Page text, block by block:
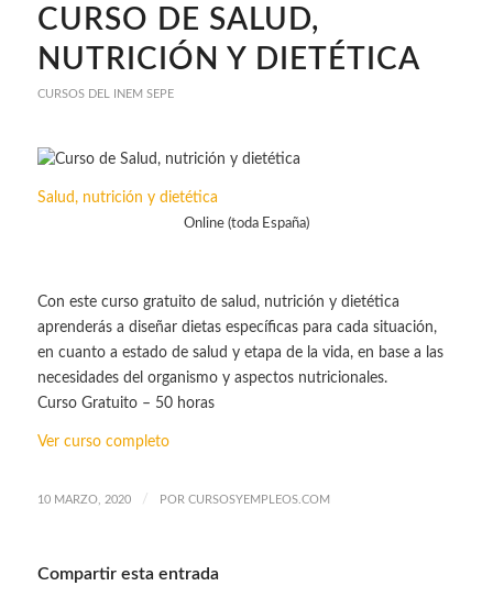
CURSO DE SALUD,
NUTRICIÓN Y DIETÉTICA
CURSOS DEL INEM SEPE
Salud, nutrición y dietética
Online (toda España)
Con este curso gratuito de salud, nutrición y dietética
aprenderás a diseñar dietas específicas para cada situación,
en cuanto a estado de salud y etapa de la vida, en base a las
necesidades del organismo y aspectos nutricionales.
Curso Gratuito – 50 horas
Ver curso completo
10 MARZO, 2020 / POR CURSOSYEMPLEOS.COM
Compartir esta entrada